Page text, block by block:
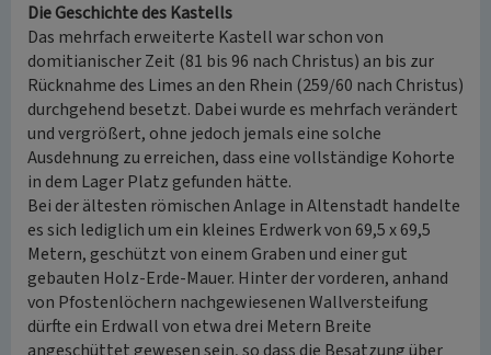
Die Geschichte des Kastells
Das mehrfach erweiterte Kastell war schon von
domitianischer Zeit (81 bis 96 nach Christus) an bis zur
Rücknahme des Limes an den Rhein (259/60 nach Christus)
durchgehend besetzt. Dabei wurde es mehrfach verändert
und vergrößert, ohne jedoch jemals eine solche
Ausdehnung zu erreichen, dass eine vollständige Kohorte
in dem Lager Platz gefunden hätte.
Bei der ältesten römischen Anlage in Altenstadt handelte
es sich lediglich um ein kleines Erdwerk von 69,5 x 69,5
Metern, geschützt von einem Graben und einer gut
gebauten Holz-Erde-Mauer. Hinter der vorderen, anhand
von Pfostenlöchern nachgewiesenen Wallversteifung
dürfte ein Erdwall von etwa drei Metern Breite